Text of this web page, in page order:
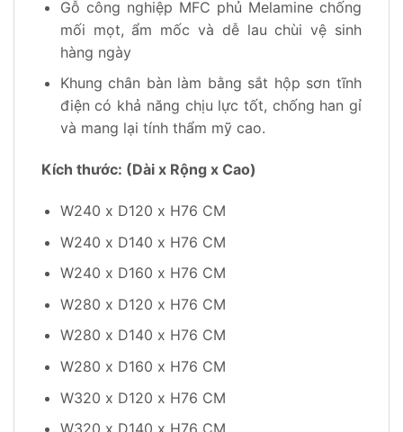
Gỗ công nghiệp MFC phủ Melamine chống
mối mọt, ẩm mốc và dễ lau chùi vệ sinh
hàng ngày
Khung chân bàn làm bằng sắt hộp sơn tĩnh
điện có khả năng chịu lực tốt, chống han gỉ
và mang lại tính thẩm mỹ cao.
Kích thước: (Dài x Rộng x Cao)
W240 x D120 x H76 CM
W240 x D140 x H76 CM
W240 x D160 x H76 CM
W280 x D120 x H76 CM
W280 x D140 x H76 CM
W280 x D160 x H76 CM
W320 x D120 x H76 CM